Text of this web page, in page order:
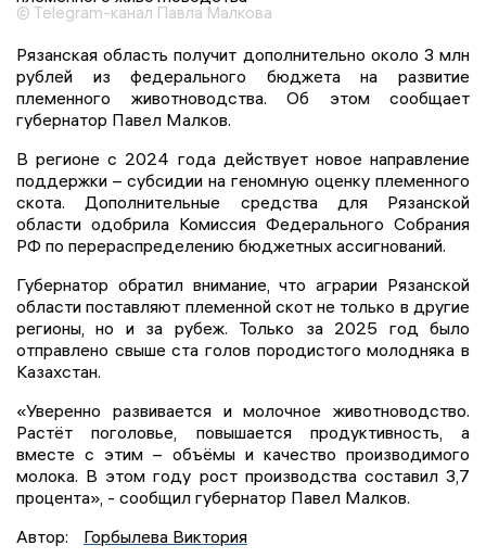
© Telegram-канал Павла Малкова
Рязанская область получит дополнительно около 3 млн
рублей из федерального бюджета на развитие
племенного животноводства. Об этом сообщает
губернатор Павел Малков.
В регионе с 2024 года действует новое направление
поддержки – субсидии на геномную оценку племенного
скота. Дополнительные средства для Рязанской
области одобрила Комиссия Федерального Собрания
РФ по перераспределению бюджетных ассигнований.
Губернатор обратил внимание, что аграрии Рязанской
области поставляют племенной скот не только в другие
регионы, но и за рубеж. Только за 2025 год было
отправлено свыше ста голов породистого молодняка в
Казахстан.
«Уверенно развивается и молочное животноводство.
Растёт поголовье, повышается продуктивность, а
вместе с этим – объёмы и качество производимого
молока. В этом году рост производства составил 3,7
процента», - сообщил губернатор Павел Малков.
Автор:
Горбылева Виктория